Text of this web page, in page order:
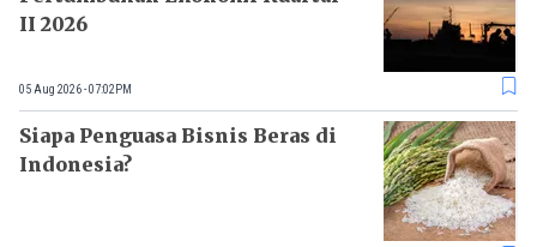
II 2026
05 Aug 2026 - 07:02PM
Siapa Penguasa Bisnis Beras di
Indonesia?